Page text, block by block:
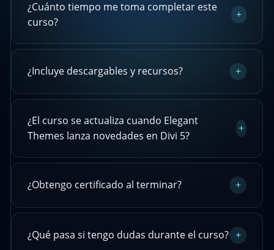
¿Cuánto tiempo me toma completar este
curso?
+
¿Incluye descargables y recursos? +
¿El curso se actualiza cuando Elegant
Themes lanza novedades en Divi 5?
+
¿Obtengo certificado al terminar? +
¿Qué pasa si tengo dudas durante el curso? +